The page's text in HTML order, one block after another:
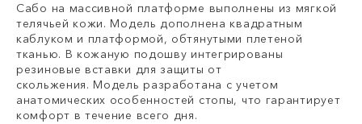
Сабо на массивной платформе выполнены из мягкой
телячьей кожи. Модель дополнена квадратным
каблуком и платформой, обтянутыми плетеной
тканью. В кожаную подошву интегрированы
резиновые вставки для защиты от
скольжения. Модель разработана с учетом
анатомических особенностей стопы, что гарантирует
комфорт в течение всего дня.